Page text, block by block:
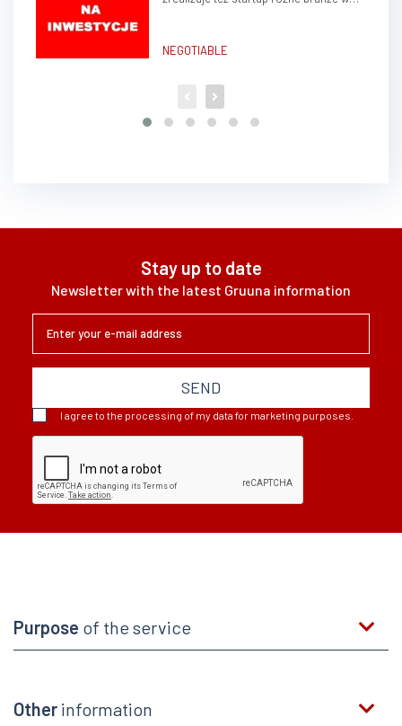
NEGOTIABLE
Stay up to date
Newsletter with the latest Gruuna information
SEND
I agree to the processing of my data for marketing purposes.
Purpose of the service
Other information